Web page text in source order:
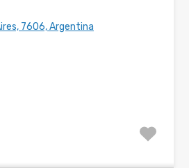
7606, Argentina